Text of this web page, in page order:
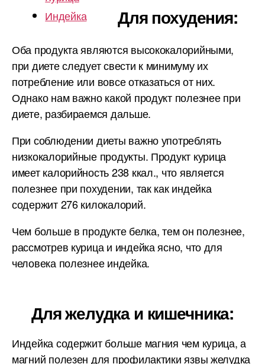
Индейка
Для похудения:
Оба продукта являются высококалорийными,
при диете следует свести к минимуму их
потребление или вовсе отказаться от них.
Однако нам важно какой продукт полезнее при
диете, разбираемся дальше.
При соблюдении диеты важно употреблять
низкокалорийные продукты. Продукт курица
имеет калорийность 238 ккал., что является
полезнее при похудении, так как индейка
содержит 276 килокалорий.
Чем больше в продукте белка, тем он полезнее,
рассмотрев курица и индейка ясно, что для
человека полезнее индейка.
Для желудка и кишечника:
Индейка содержит больше магния чем курица, а
магний полезен для профилактики язвы желудка